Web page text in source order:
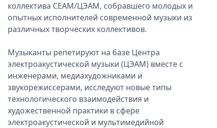
коллектива СЕАМ/ЦЭАМ, собравшего молодых и
опытных исполнителей современной музыки из
различных творческих коллективов.
Музыканты репетируют на базе Центра
электроакустической музыки (ЦЭАМ) вместе с
инженерами, медиахудожниками и
звукорежиссерами, исследуют новые типы
технологического взаимодействия и
художественной практики в сфере
электроакустической и мультимедийной